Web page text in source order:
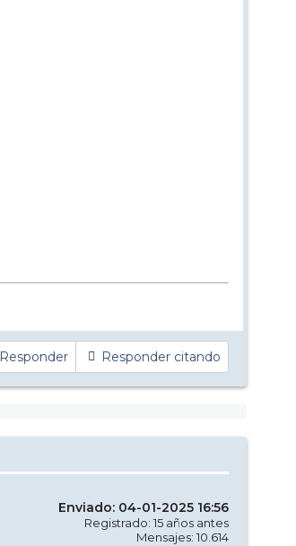
Responder Responder citando
Enviado: 04-01-2025 16:56
Registrado: 15 años antes
Mensajes: 10.614